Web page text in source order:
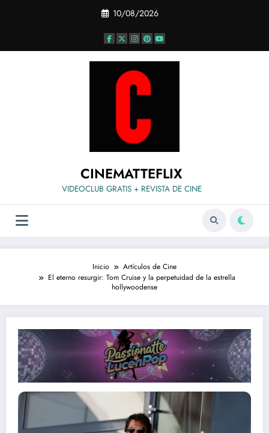
10/08/2026
CINEMATTEFLIX
VIDEOCLUB GRATIS + REVISTA DE CINE
Inicio
Artículos de Cine
El eterno resurgir: Tom Cruise y la perpetuidad de la estrella
hollywoodense